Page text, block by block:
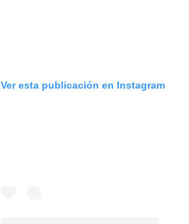
Ver esta publicación en Instagram